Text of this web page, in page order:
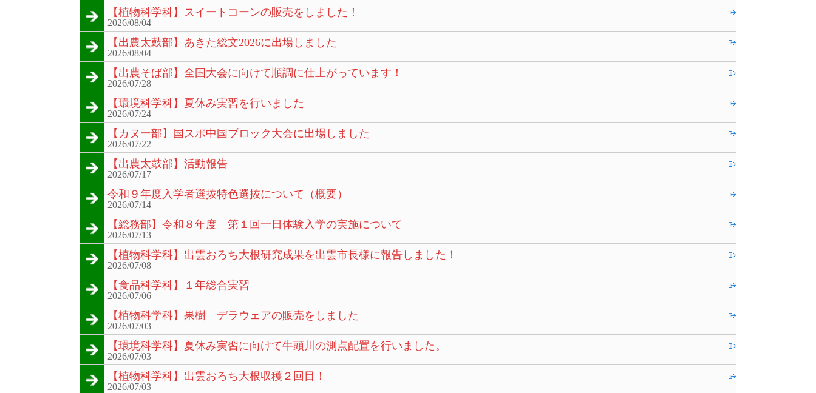
【植物科学科】スイートコーンの販売をしました！
2026/08/04
【出農太鼓部】あきた総文2026に出場しました
2026/08/04
【出農そば部】全国大会に向けて順調に仕上がっています！
2026/07/28
【環境科学科】夏休み実習を行いました
2026/07/24
【カヌー部】国スポ中国ブロック大会に出場しました
2026/07/22
【出農太鼓部】活動報告
2026/07/17
令和９年度入学者選抜特色選抜について（概要）
2026/07/14
【総務部】令和８年度 第１回一日体験入学の実施について
2026/07/13
【植物科学科】出雲おろち大根研究成果を出雲市長様に報告しました！
2026/07/08
【食品科学科】１年総合実習
2026/07/06
【植物科学科】果樹 デラウェアの販売をしました
2026/07/03
【環境科学科】夏休み実習に向けて牛頭川の測点配置を行いました。
2026/07/03
【植物科学科】出雲おろち大根収穫２回目！
2026/07/03